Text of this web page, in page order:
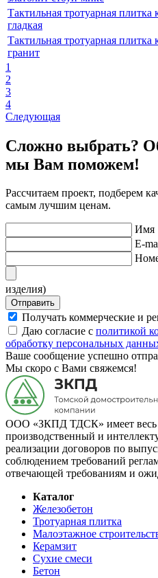
Тактильная тротуарная плитка
гладкая
Тактильная тротуарная плитка
гранит
1
2
3
4
Следующая
Сложно выбрать?
мы Вам поможем!
Рассчитаем проект, подберем
самым лучшим ценам.
Имя
E-
изделия)
Отправить
Получать коммерческие и
Даю согласие с политикой
обработку персональных
Ваше сообщение успешно
Мы скоро с Вами свяжемся!
ООО «ЗКПД ТДСК» имеет весь
производственный и
реализации договоров по
соблюдением требований
отвечающей требованиям и
Каталог
Железобетон
Тротуарная плитка
Малоэтажное
Керамзит
Сухие смеси
Бетон